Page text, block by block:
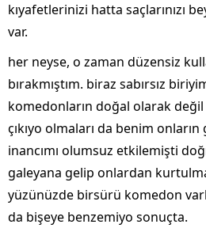
kıyafetlerinizi hatta saçlarınızı
var.
her neyse, o zaman düzensiz
bırakmıştım. biraz sabırsız
komedonların doğal olarak değil
çıkıyo olmaları da benim
inancımı olumsuz etkilemişti
galeyana gelip onlardan
yüzünüzde birsürü komedon
da bişeye benzemiyo sonuçta.